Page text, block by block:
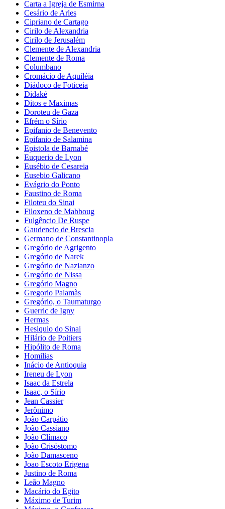
Carta a Igreja de Esmirna
Cesário de Arles
Cipriano de Cartago
Cirilo de Alexandria
Cirilo de Jerusalém
Clemente de Alexandria
Clemente de Roma
Columbano
Cromácio de Aquiléia
Diádoco de Foticeia
Didaké
Ditos e Maximas
Doroteu de Gaza
Efrém o Sírio
Epifanio de Benevento
Epifanio de Salamina
Epistola de Barnabé
Euquerio de Lyon
Eusébio de Cesareia
Eusebio Galicano
Evágrio do Ponto
Faustino de Roma
Filoteu do Sinai
Filoxeno de Mabboug
Fulgêncio De Ruspe
Gaudencio de Brescia
Germano de Constantinopla
Gregório de Agrigento
Gregório de Narek
Gregório de Nazianzo
Gregório de Nissa
Gregório Magno
Gregorio Palamàs
Gregório, o Taumaturgo
Guerric de Igny
Hermas
Hesiquio do Sinai
Hilário de Poitiers
Hipólito de Roma
Homilias
Inácio de Antioquia
Ireneu de Lyon
Isaac da Estrela
Isaac, o Sírio
Jean Cassier
Jerônimo
João Carpátio
João Cassiano
João Clímaco
João Crisóstomo
João Damasceno
Joao Escoto Erigena
Justino de Roma
Leão Magno
Macário do Egito
Máximo de Turim